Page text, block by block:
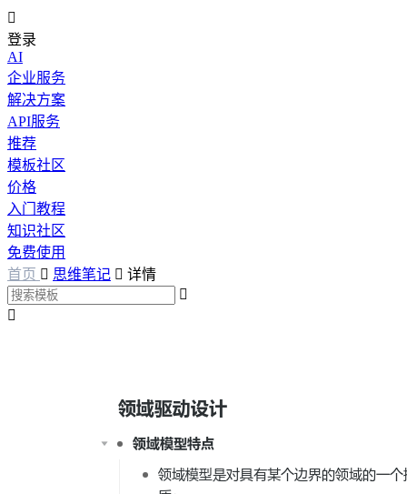

登录
AI
企业服务
解决方案
API服务
推荐
模板社区
价格
入门教程
知识社区
免费使用
首页  思维笔记  详情

